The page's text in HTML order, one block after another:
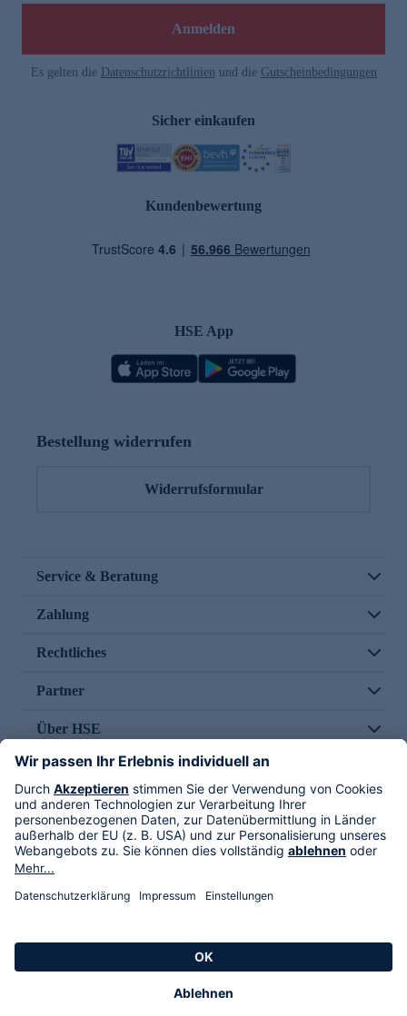
Anmelden
Es gelten die Datenschutzrichtlinien und die Gutscheinbedingungen
Sicher einkaufen
Kundenbewertung
HSE App
Bestellung widerrufen
Widerrufsformular
Service & Beratung
Zahlung
Rechtliches
Partner
Über HSE
Im TV
HSE International